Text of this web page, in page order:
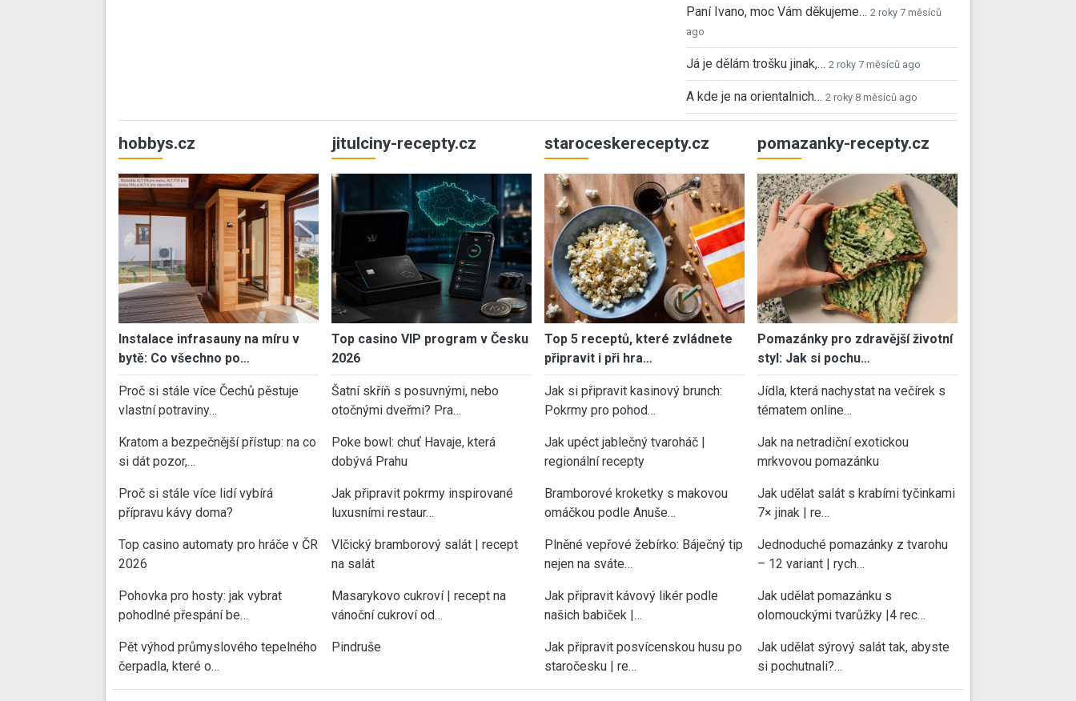
Paní Ivano, moc Vám děkujeme… 2 roky 7 měsíců
ago
Já je dělám trošku jinak,… 2 roky 7 měsíců ago
A kde je na orientalnich… 2 roky 8 měsíců ago
hobbys.cz
Instalace infrasauny na míru v
bytě: Co všechno po…
Proč si stále více Čechů pěstuje
vlastní potraviny…
Kratom a bezpečnější přístup: na co
si dát pozor,…
Proč si stále více lidí vybírá
přípravu kávy doma?
Top casino automaty pro hráče v ČR
2026
Pohovka pro hosty: jak vybrat
pohodlné přespání be…
Pět výhod průmyslového tepelného
čerpadla, které o…
jitulciny-recepty.cz
Top casino VIP program v Česku
2026
Šatní skříň s posuvnými, nebo
otočnými dveřmi? Pra…
Poke bowl: chuť Havaje, která
dobývá Prahu
Jak připravit pokrmy inspirované
luxusními restaur…
Vlčický bramborový salát | recept
na salát
Masarykovo cukroví | recept na
vánoční cukroví od…
Pindruše
staroceskerecepty.cz
Top 5 receptů, které zvládnete
připravit i při hra…
Jak si připravit kasinový brunch:
Pokrmy pro pohod…
Jak upéct jablečný tvaroháč |
regionální recepty
Bramborové kroketky s makovou
omáčkou podle Anuše…
Plněné vepřové žebírko: Báječný tip
nejen na sváte…
Jak připravit kávový likér podle
našich babiček |…
Jak připravit posvícenskou husu po
staročesku | re…
pomazanky-recepty.cz
Pomazánky pro zdravější životní
styl: Jak si pochu…
Jídla, která nachystat na večírek s
tématem online…
Jak na netradiční exotickou
mrkvovou pomazánku
Jak udělat salát s krabími tyčinkami
7× jinak | re…
Jednoduché pomazánky z tvarohu
– 12 variant | rych…
Jak udělat pomazánku s
olomouckými tvarůžky |4 rec…
Jak udělat sýrový salát tak, abyste
si pochutnali?…